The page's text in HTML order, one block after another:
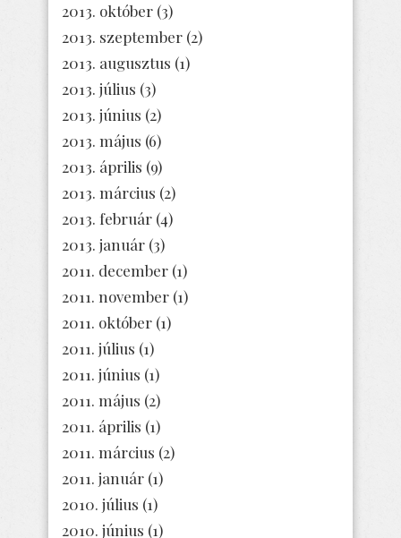
2013. október (3)
2013. szeptember (2)
2013. augusztus (1)
2013. július (3)
2013. június (2)
2013. május (6)
2013. április (9)
2013. március (2)
2013. február (4)
2013. január (3)
2011. december (1)
2011. november (1)
2011. október (1)
2011. július (1)
2011. június (1)
2011. május (2)
2011. április (1)
2011. március (2)
2011. január (1)
2010. július (1)
2010. június (1)